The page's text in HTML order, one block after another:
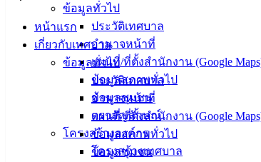
ข้อมูลทั่วไป
ประวัติเทศบาล
อำนาจหน้าที่
แผนที่/ที่ตั้งสำนักงาน (Google
ข้อมูลสภาพทั่วไป
ข้อมูลชุมชน
ตราสัญลักษณ์
โครงสร้างองค์กร
โครงสร้างเทศบาล
หน้าแรก
เกี่ยวกับเทศบาล
ข้อมูลทั่วไป
ประวัติเทศบาล
อำนาจหน้าที่
แผนที่/ที่ตั้งสำนักงาน (Google
ข้อมูลสภาพทั่วไป
ข้อมูลชุมชน
สิงหาคม 27, 2025สิงหาคม 29, 2025